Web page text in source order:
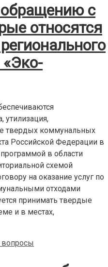
с
относятся
утилизация,
твердых коммунальных
Российской Федерации в
в области
схемой
на оказание услуг по
отходами
принимать твердые
и в местах,